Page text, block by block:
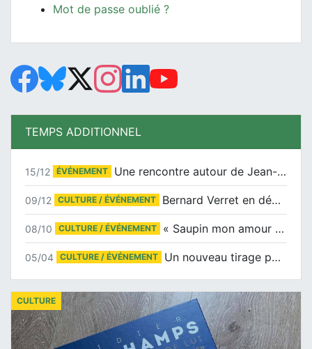
Mot de passe oublié ?
TEMPS ADDITIONNEL
15/12 ÉVÉNEMENT Une rencontre autour de Jean-Claude Suaudeau
09/12 CULTURE / ÉVÉNEMENT Bernard Verret en dédicaces le samedi 13 décembre à l’Espace Culturel Atlantis
08/10 CULTURE / ÉVÉNEMENT « Saupin mon amour » au salon du livre de Trentemoult
05/04 CULTURE / ÉVÉNEMENT Un nouveau tirage pour le Docu-BD
CULTURE